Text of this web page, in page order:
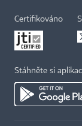
Certifikováno
Stáhněte si